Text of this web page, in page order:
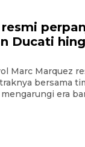
Ducati
Marc Marquez
bersama
era